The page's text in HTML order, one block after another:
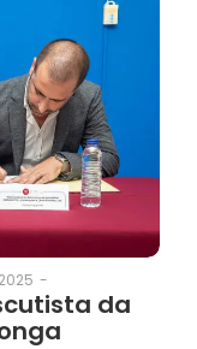
-
da